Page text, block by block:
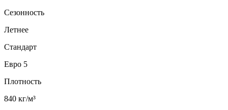
Сезонность
Летнее
Стандарт
Евро 5
Плотность
840 кг/м³